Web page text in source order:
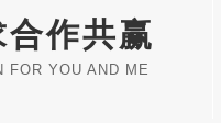
合作共赢
FOR YOU AND ME